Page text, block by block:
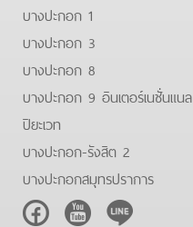
บางปะกอก 1
บางปะกอก 3
บางปะกอก 8
บางปะกอก 9 อินเตอร์เนชั่นแนล
ปิยะเวท
บางปะกอก-รังสิต 2
บางปะกอกสมุทรปราการ
FacebookYoutubeLine